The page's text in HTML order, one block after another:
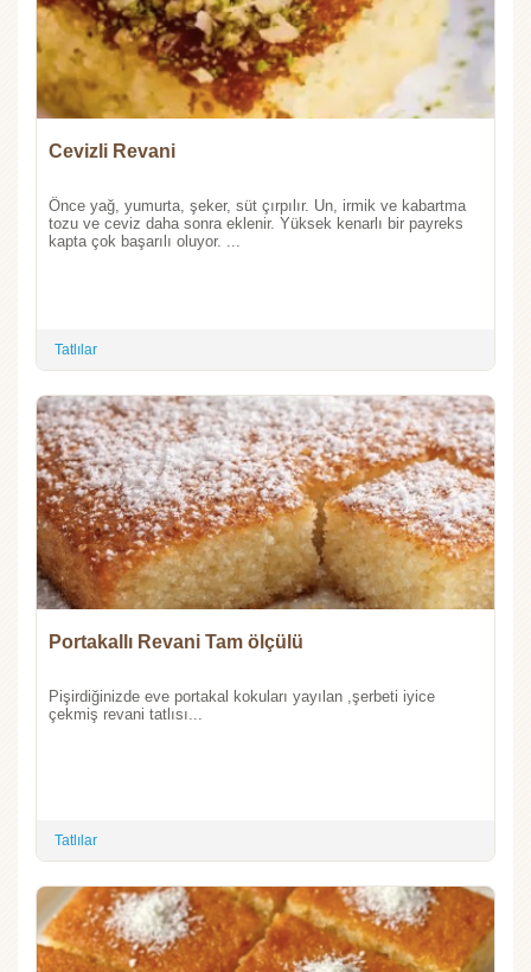
Cevizli Revani
Önce yağ, yumurta, şeker, süt çırpılır. Un, irmik ve kabartma
tozu ve ceviz daha sonra eklenir. Yüksek kenarlı bir payreks
kapta çok başarılı oluyor. ...
Tatlılar
Portakallı Revani Tam ölçülü
Pişirdiğinizde eve portakal kokuları yayılan ,şerbeti iyice
çekmiş revani tatlısı...
Tatlılar